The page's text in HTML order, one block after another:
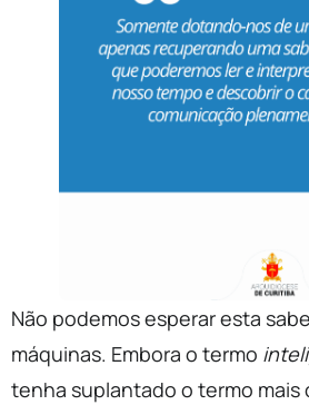
Não podemos esperar esta
máquinas. Embora o termo
tenha suplantado o termo mais